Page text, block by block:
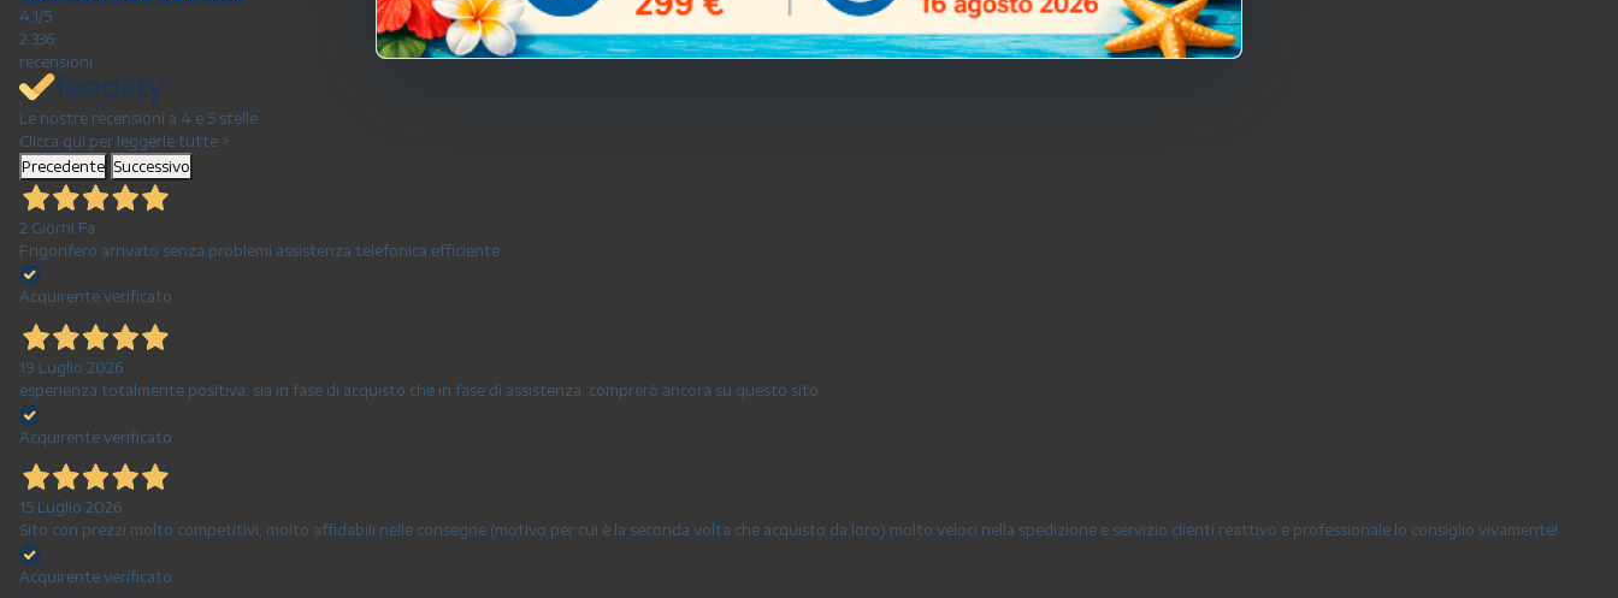
4,1/5
2.336
recensioni
Le nostre recensioni a 4 e 5 stelle.
Clicca qui per leggerle tutte >
Precedente Successivo
2 Giorni Fa
Frigorifero arrivato senza problemi assistenza telefonica efficiente
Acquirente verificato
19 Luglio 2026
esperienza totalmente positiva, sia in fase di acquisto che in fase di assistenza. comprerò ancora su questo sito.
Acquirente verificato
15 Luglio 2026
Sito con prezzi molto competitivi, molto affidabili nelle consegne (motivo per cui è la seconda volta che acquisto da loro) molto veloci nella spedizione e servizio clienti reattivo e professionale lo consiglio vivamente!
Acquirente verificato